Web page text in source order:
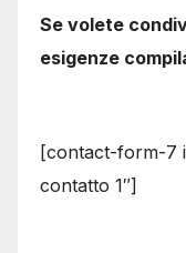
Se volete
esigenze
[contact-form-7
contatto 1″]